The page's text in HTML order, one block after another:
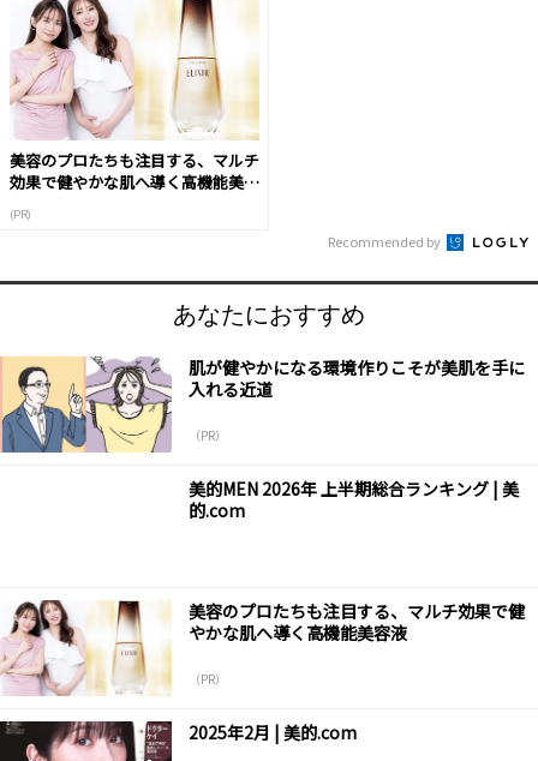
美容のプロたちも注目する、マルチ
効果で健やかな肌へ導く高機能美容
(PR)
Recommended by
あなたにおすすめ
肌が健やかになる環境作りこそが美肌を手に
入れる近道
（PR）
美的MEN 2026年 上半期総合ランキング | 美
的.com
美容のプロたちも注目する、マルチ効果で健
やかな肌へ導く高機能美容液
（PR）
2025年2月 | 美的.com